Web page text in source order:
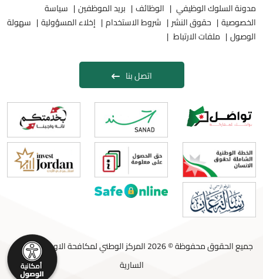
مدونة السلوك الوظيفي الوظائف بريد الموظفين
سياسة
الخصوصية
حقوق النشر شروط الاستخدام إخلاء المسؤولية
سهولة
الوصول
ملفات الارتباط
اتصل بنا
جميع الحقوق محفوظة © 2026 المركز الوطني لمكافحة الاوبئة والامراض
السارية